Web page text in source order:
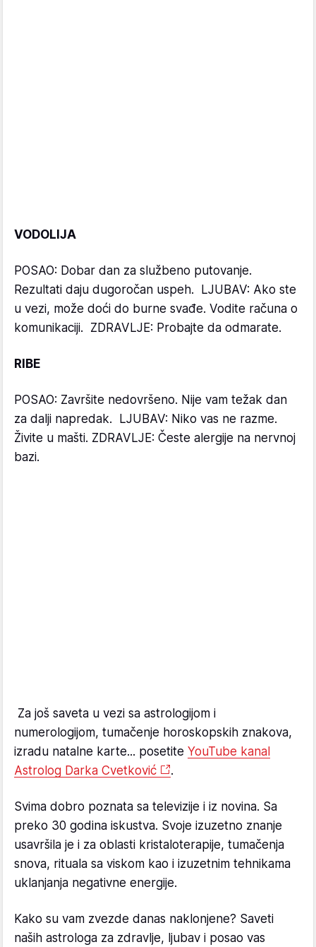
VODOLIJA
POSAO: Dobar dan za službeno putovanje.
Rezultati daju dugoročan uspeh. LJUBAV: Ako ste
u vezi, može doći do burne svađe. Vodite računa o
komunikaciji. ZDRAVLJE: Probajte da odmarate.
RIBE
POSAO: Završite nedovršeno. Nije vam težak dan
za dalji napredak. LJUBAV: Niko vas ne razme.
Živite u mašti. ZDRAVLJE: Česte alergije na nervnoj
bazi.
Za još saveta u vezi sa astrologijom i
numerologijom, tumačenje horoskopskih znakova,
izradu natalne karte... posetite YouTube kanal
Astrolog Darka Cvetković
.
Svima dobro poznata sa televizije i iz novina. Sa
preko 30 godina iskustva. Svoje izuzetno znanje
usavršila je i za oblasti kristaloterapije, tumačenja
snova, rituala sa viskom kao i izuzetnim tehnikama
uklanjanja negativne energije.
Kako su vam zvezde danas naklonjene? Saveti
naših astrologa za zdravlje, ljubav i posao vas